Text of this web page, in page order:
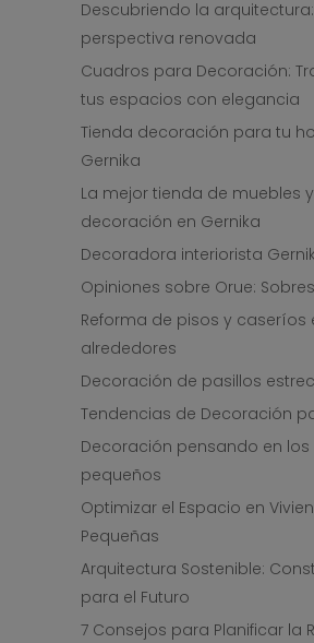
Descubriendo la
perspectiva renovada
Cuadros para Decoración:
tus espacios con elegancia
Tienda decoración para tu
Gernika
La mejor tienda de muebles y
decoración en Gernika
Decoradora interiorista
Opiniones sobre Orue:
Reforma de pisos y caseríos
alrededores
Decoración de pasillos
Tendencias de Decoración
Decoración pensando en
pequeños
Optimizar el Espacio en
Pequeñas
Arquitectura Sostenible:
para el Futuro
7 Consejos para Planificar la